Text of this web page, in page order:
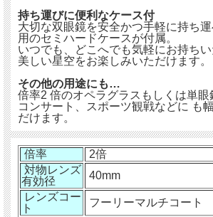
持ち運びに便利なケース付
大切な双眼鏡を安全かつ手軽に持ち
用のセミハードケースが付属。
いつでも、どこへでも気軽にお持ち
美しい星空をお楽しみいただけます。
その他の用途にも…
倍率2 倍のオペラグラスもしくは単
コンサート、スポーツ観戦などに も
だけます。
倍率
2倍
対物レンズ
有効径
40mm
レンズコー
ト
フーリーマルチコート